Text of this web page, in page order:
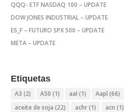
QQQ- ETF NASDAQ 100 – UPDATE
DOW JONES INDUSTRIAL – UPDATE
ES_F – FUTURO SPX 500 – UPDATE
META – UPDATE
Etiquetas
A3 (2) A50 (1) aal (1) Aapl (66)
aceite de soja (22) achr(1) acn (1)